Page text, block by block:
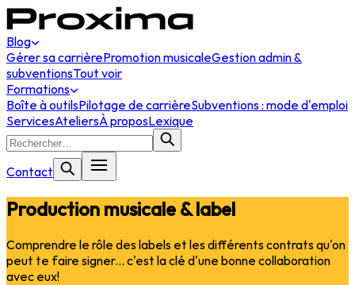
Blog
Gérer sa carrièrePromotion musicaleGestion admin &
subventionsTout voir
Formations
Boîte à outilsPilotage de carrièreSubventions : mode d'emploi
ServicesAteliersÀ proposLexique
Contact
Production musicale & label
Comprendre le rôle des labels et les différents contrats qu'on
peut te faire signer... c'est la clé d'une bonne collaboration
avec eux!